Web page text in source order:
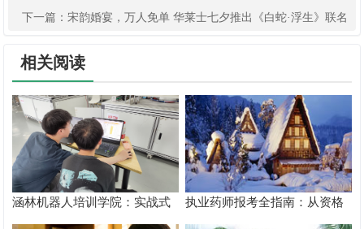
下一篇： 宋韵婚宴，万人免单 华莱士七夕推出《白蛇·浮生》联名
相关阅读
涵林机器人培训学院：实战式
教学如何炼成
执业药师报考全指南：从资格
核验到备考落地完整手册